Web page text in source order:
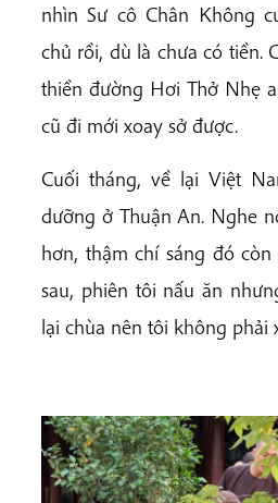
nhìn Sư cô Chân Không
chủ rồi, dù là chưa có tiền.
thiền đường Hơi Thở Nhẹ
cũ đi mới xoay sở được.
Cuối tháng, về lại Việt
dưỡng ở Thuận An. Nghe
hơn, thậm chí sáng đó
sau, phiên tôi nấu ăn
lại chùa nên tôi không phải